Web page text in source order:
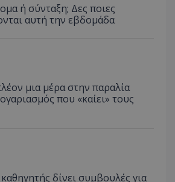
ή σύνταξη; Δες ποιες
αυτή την εβδομάδα
μια μέρα στην παραλία
που «καίει» τους
δίνει συμβουλές για